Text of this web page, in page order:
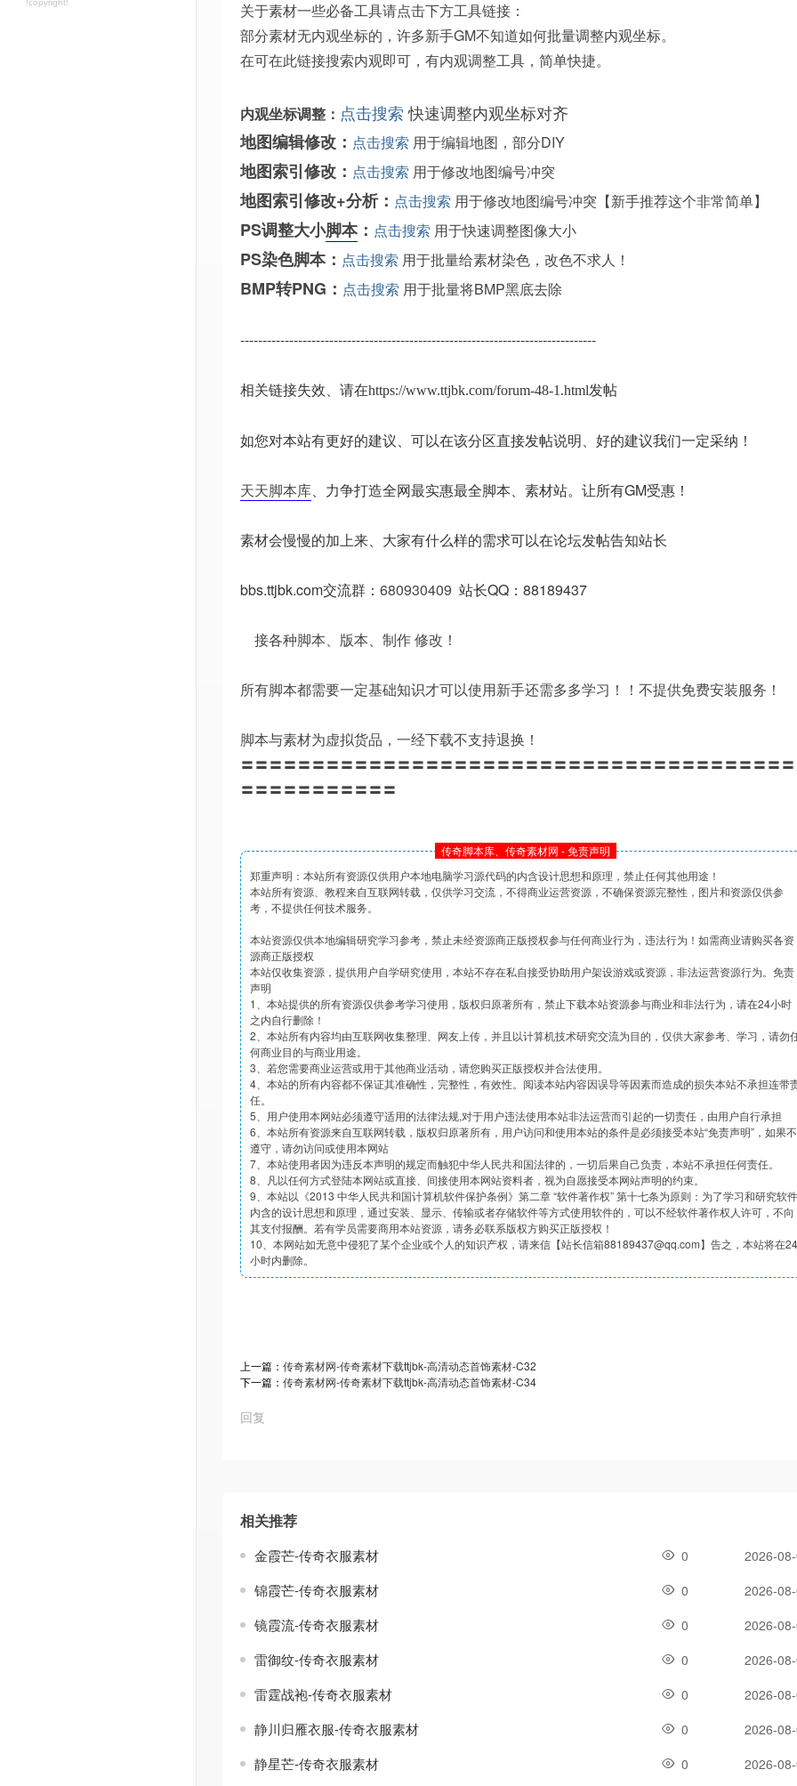
!copyright!
关于素材一些必备工具请点击下方工具链接：
部分素材无内观坐标的，许多新手GM不知道如何批量调整内观坐标。
在可在此链接搜索内观即可，有内观调整工具，简单快捷。
内观坐标调整： 点击搜索快速调整内观坐标对齐
地图编辑修改： 点击搜索 用于编辑地图，部分DIY
地图索引修改： 点击搜索 用于修改地图编号冲突
地图索引修改+分析： 点击搜索 用于修改地图编号冲突【新手推荐这个非常简单】
PS调整大小脚本： 点击搜索 用于快速调整图像大小
PS染色脚本： 点击搜索 用于批量给素材染色，改色不求人！
BMP转PNG： 点击搜索 用于批量将BMP黑底去除
--------------------------------------------------------------------------------
相关链接失效、请在https://www.ttjbk.com/forum-48-1.html发帖
如您对本站有更好的建议、可以在该分区直接发帖说明、好的建议我们一定采纳！
天天脚本库、力争打造全网最实惠最全脚本、素材站。让所有GM受惠！
素材会慢慢的加上来、大家有什么样的需求可以在论坛发帖告知站长
bbs.ttjbk.com交流群： 680930409 站长QQ：88189437
接各种脚本、版本、制作 修改！
所有脚本都需要一定基础知识才可以使用新手还需多多学习！！不提供免费安装服务！
脚本与素材为虚拟货品，一经下载不支持退换！
〓〓〓〓〓〓〓〓〓〓〓〓〓〓〓〓〓〓〓〓〓〓〓〓〓〓〓〓〓〓〓〓〓〓〓〓〓〓
〓〓〓〓〓〓〓〓〓〓〓
传奇脚本库、传奇素材网 - 免责声明
郑重声明：本站所有资源仅供用户本地电脑学习源代码的内含设计思想和原理，禁止任何其他用途！
本站所有资源、教程来自互联网转载，仅供学习交流，不得商业运营资源，不确保资源完整性，图片和资源仅供参
考，不提供任何技术服务。
本站资源仅供本地编辑研究学习参考，禁止未经资源商正版授权参与任何商业行为，违法行为！如需商业请购买各资
源商正版授权
本站仅收集资源，提供用户自学研究使用，本站不存在私自接受协助用户架设游戏或资源，非法运营资源行为。免责
声明
1、本站提供的所有资源仅供参考学习使用，版权归原著所有，禁止下载本站资源参与商业和非法行为，请在24小时
之内自行删除！
2、本站所有内容均由互联网收集整理、网友上传，并且以计算机技术研究交流为目的，仅供大家参考、学习，请勿
何商业目的与商业用途。
3、若您需要商业运营或用于其他商业活动，请您购买正版授权并合法使用。
4、本站的所有内容都不保证其准确性，完整性，有效性。阅读本站内容因误导等因素而造成的损失本站不承担连带
任。
5、用户使用本网站必须遵守适用的法律法规,对于用户违法使用本站非法运营而引起的一切责任，由用户自行承担
6、本站所有资源来自互联网转载，版权归原著所有，用户访问和使用本站的条件是必须接受本站“免责声明”，如果不
遵守，请勿访问或使用本网站
7、本站使用者因为违反本声明的规定而触犯中华人民共和国法律的，一切后果自己负责，本站不承担任何责任。
8、凡以任何方式登陆本网站或直接、间接使用本网站资料者，视为自愿接受本网站声明的约束。
9、本站以《2013 中华人民共和国计算机软件保护条例》第二章 “软件著作权” 第十七条为原则：为了学习和研究软件
内含的设计思想和原理，通过安装、显示、传输或者存储软件等方式使用软件的，可以不经软件著作权人许可，不向
其支付报酬。若有学员需要商用本站资源，请务必联系版权方购买正版授权！
10、本网站如无意中侵犯了某个企业或个人的知识产权，请来信【站长信箱88189437@qq.com】告之，本站将在24
小时内删除。
上一篇： 传奇素材网-传奇素材下载ttjbk-高清动态首饰素材-C32
下一篇： 传奇素材网-传奇素材下载ttjbk-高清动态首饰素材-C34
回复
相关推荐
金霞芒-传奇衣服素材 0 2026-
锦霞芒-传奇衣服素材 0 2026-
镜霞流-传奇衣服素材 0 2026-
雷御纹-传奇衣服素材 0 2026-
雷霆战袍-传奇衣服素材 0 2026-
静川归雁衣服-传奇衣服素材 0 2026-
静星芒-传奇衣服素材 0 2026-